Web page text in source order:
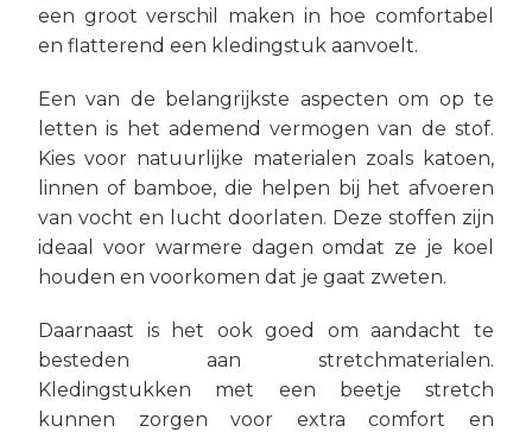
een groot verschil maken in hoe comfortabel
en flatterend een kledingstuk aanvoelt.
Een van de belangrijkste aspecten om op te
letten is het ademend vermogen van de stof.
Kies voor natuurlijke materialen zoals katoen,
linnen of bamboe, die helpen bij het afvoeren
van vocht en lucht doorlaten. Deze stoffen zijn
ideaal voor warmere dagen omdat ze je koel
houden en voorkomen dat je gaat zweten.
Daarnaast is het ook goed om aandacht te
besteden aan stretchmaterialen.
Kledingstukken met een beetje stretch
kunnen zorgen voor extra comfort en